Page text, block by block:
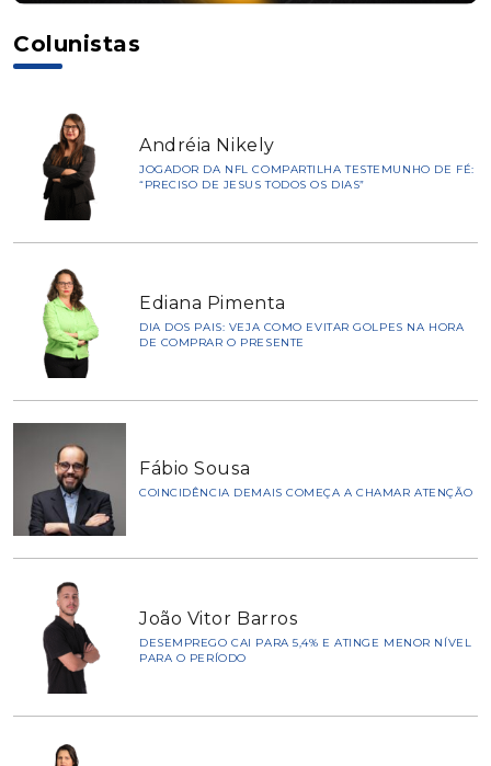
Colunistas
Andréia Nikely
JOGADOR DA NFL COMPARTILHA TESTEMUNHO DE FÉ:
“PRECISO DE JESUS TODOS OS DIAS”
Ediana Pimenta
DIA DOS PAIS: VEJA COMO EVITAR GOLPES NA HORA
DE COMPRAR O PRESENTE
Fábio Sousa
COINCIDÊNCIA DEMAIS COMEÇA A CHAMAR ATENÇÃO
João Vitor Barros
DESEMPREGO CAI PARA 5,4% E ATINGE MENOR NÍVEL
PARA O PERÍODO